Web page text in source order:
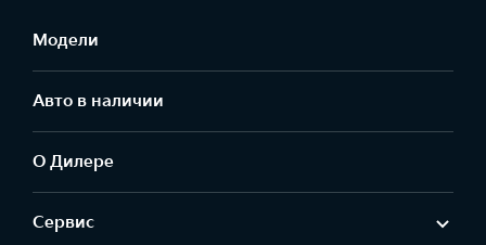
Модели
Авто в наличии
О Дилере
Сервис